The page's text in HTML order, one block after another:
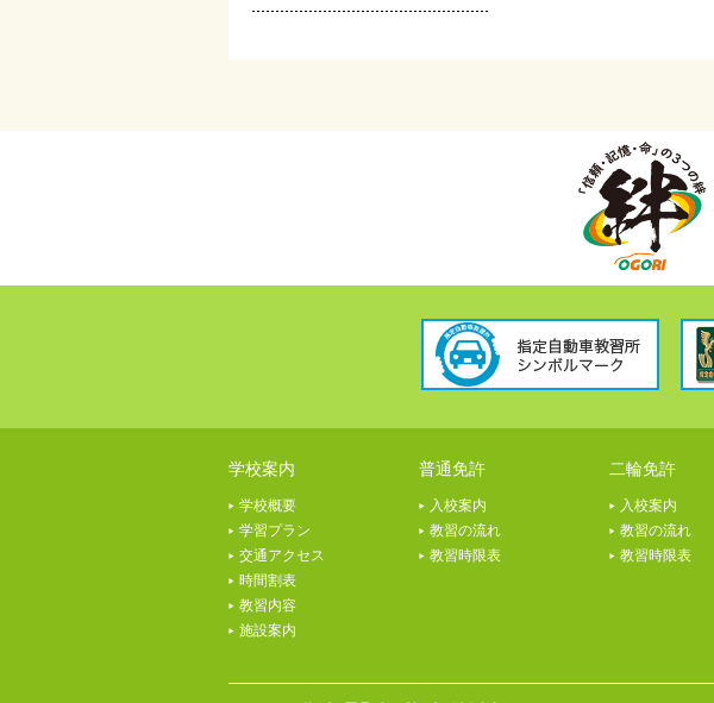
学校案内
学校概要
学習プラン
交通アクセス
時間割表
教習内容
施設案内
普通免許
入校案内
教習の流れ
教習時限表
二輪免許
入校案内
教習の流れ
教習時限表